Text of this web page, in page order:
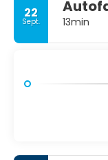
22
Sept.
13min